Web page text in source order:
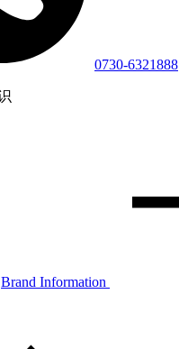
0730-6321888
Brand Information